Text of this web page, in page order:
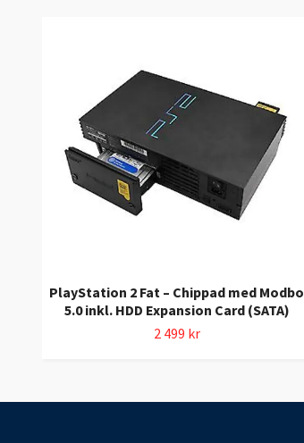
PlayStation 2 Fat – Chippad med Modbo
5.0 inkl. HDD Expansion Card (SATA)
2 499 kr